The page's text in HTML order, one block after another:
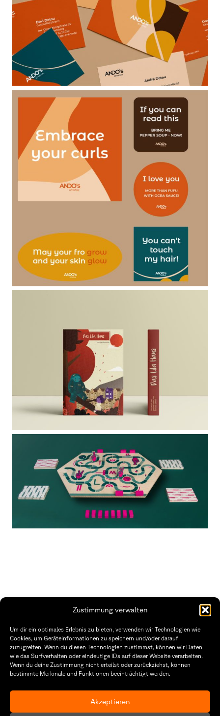
Zustimmung verwalten
Um dir ein optimales Erlebnis zu bieten, verwenden wir Technologien wie
Cookies, um Geräteinformationen zu speichern und/oder darauf
zuzugreifen. Wenn du diesen Technologien zustimmst, können wir Daten
wie das Surfverhalten oder eindeutige IDs auf dieser Website verarbeiten.
Wenn du deine Zustimmung nicht erteilst oder zurückziehst, können
bestimmte Merkmale und Funktionen beeinträchtigt werden.
Akzeptieren
THWS | Fakultät Gestaltung Würzburg
Technische Hochschule
Würzburg-Schweinfurt
Sanderheinrichsleitenweg 20
tel: +49 931 35 11 93 02
Öffnungszeiten Dekanat
Montag – Freitag
8:30 – 12:00
8:30 – 15:30
Datenschutzerklärung